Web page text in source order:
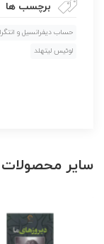
برچسب ها
حساب دیفرانسیل و
لوئیس لیتهلد
سایر محصولات pazzel